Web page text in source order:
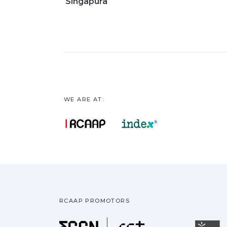
WE ARE AT:
RCAAP PROMOTORS
Fundação